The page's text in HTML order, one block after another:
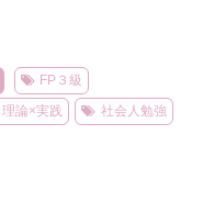
FP３級
理論×実践
社会人勉強